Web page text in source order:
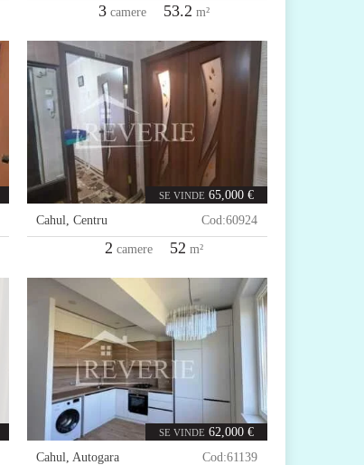
3 camere 53.2 m²
SE VINDE 65,000 €
Cahul,Centru Cod:60924
2 camere 52 m²
SE VINDE 62,000 €
Cahul,Autogara Cod:61139